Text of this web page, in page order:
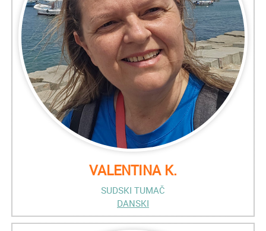
VALENTINA K.
SUDSKI TUMAČ
DANSKI